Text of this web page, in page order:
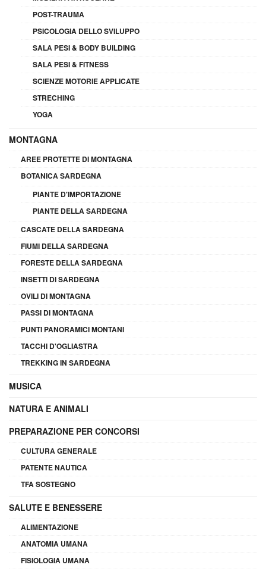
POST-TRAUMA
PSICOLOGIA DELLO SVILUPPO
SALA PESI & BODY BUILDING
SALA PESI & FITNESS
SCIENZE MOTORIE APPLICATE
STRECHING
YOGA
MONTAGNA
AREE PROTETTE DI MONTAGNA
BOTANICA SARDEGNA
PIANTE D'IMPORTAZIONE
PIANTE DELLA SARDEGNA
CASCATE DELLA SARDEGNA
FIUMI DELLA SARDEGNA
FORESTE DELLA SARDEGNA
INSETTI DI SARDEGNA
OVILI DI MONTAGNA
PASSI DI MONTAGNA
PUNTI PANORAMICI MONTANI
TACCHI D'OGLIASTRA
TREKKING IN SARDEGNA
MUSICA
NATURA E ANIMALI
PREPARAZIONE PER CONCORSI
CULTURA GENERALE
PATENTE NAUTICA
TFA SOSTEGNO
SALUTE E BENESSERE
ALIMENTAZIONE
ANATOMIA UMANA
FISIOLOGIA UMANA